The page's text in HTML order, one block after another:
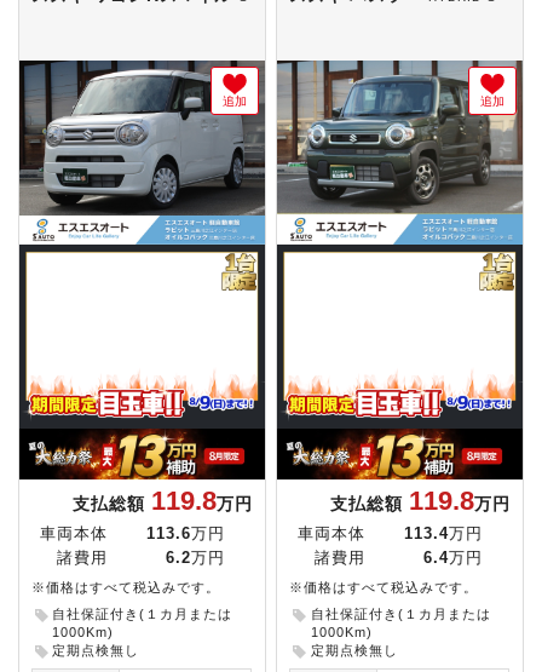
追加
支払総額 119.8万円
車両本体 113.6 万円
諸費用
6.2 万円
※価格はすべて税込みです。
自社保証付き(１カ月または
1000Km)
定期点検無し
追加
支払総額 119.8万円
車両本体 113.4万円
諸費用
6.4万円
※価格はすべて税込みです。
自社保証付き(１カ月または
1000Km)
定期点検無し